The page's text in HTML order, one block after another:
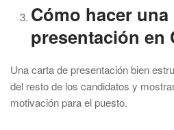
Cómo hacer
presentación en
Una carta de presentación bien
del resto de los candidatos y
motivación para el puesto.